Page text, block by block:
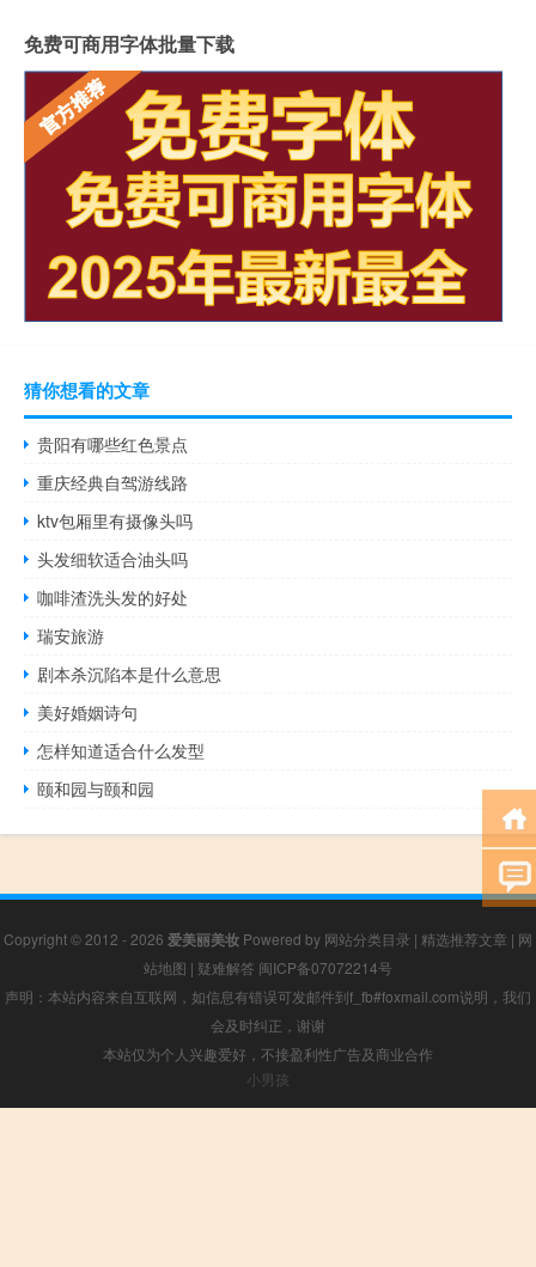
免费可商用字体批量下载
猜你想看的文章
贵阳有哪些红色景点
重庆经典自驾游线路
ktv包厢里有摄像头吗
头发细软适合油头吗
咖啡渣洗头发的好处
瑞安旅游
剧本杀沉陷本是什么意思
美好婚姻诗句
怎样知道适合什么发型
颐和园与颐和园
Copyright © 2012 - 2026 爱美丽美妆 Powered by 网站分类目录 | 精选推荐文章 | 网
站地图 | 疑难解答 闽ICP备07072214号
声明：本站内容来自互联网，如信息有错误可发邮件到f_fb#foxmail.com说明，我们
会及时纠正，谢谢
本站仅为个人兴趣爱好，不接盈利性广告及商业合作
小男孩